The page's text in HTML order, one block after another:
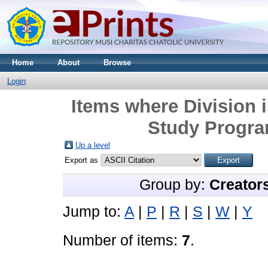
Home About Browse
Login
Items where Division
Study
Up a level
Export as
Group by:
Jump to: A P R S W
Y
Number of items: 7.